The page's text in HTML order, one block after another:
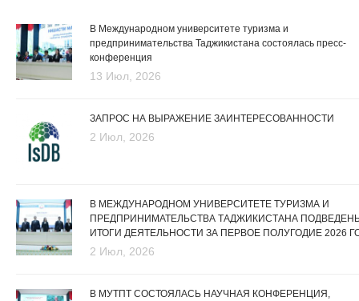
В Международном университете туризма и
предпринимательства Таджикистана состоялась пресс-
конференция
13 Июл, 2026
ЗАПРОС НА ВЫРАЖЕНИЕ ЗАИНТЕРЕСОВАННОСТИ
2 Июл, 2026
В МЕЖДУНАРОДНОМ УНИВЕРСИТЕТЕ ТУРИЗМА И
ПРЕДПРИНИМАТЕЛЬСТВА ТАДЖИКИСТАНА
ИТОГИ ДЕЯТЕЛЬНОСТИ ЗА ПЕРВОЕ ПОЛУГОДИЕ 2026
2 Июл, 2026
В МУТПТ СОСТОЯЛАСЬ НАУЧНАЯ КОНФЕРЕНЦИЯ,